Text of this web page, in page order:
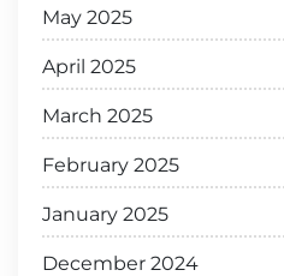
May 2025
April 2025
March 2025
February 2025
January 2025
December 2024